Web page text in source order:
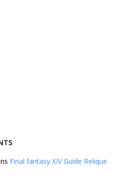
Final fantasy XIV Guide Relique